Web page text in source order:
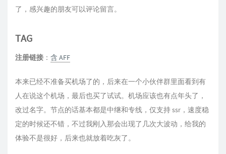
了，感兴趣的朋友可以评论留言。
TAG
注册链接 ： 含 AFF
本来已经不准备买机场了的，后来在一个小伙伴群里面看到有
人在说这个机场，最后也买了试试。机场应该也有点年头了，
改过名字。节点的话基本都是中继和专线，仅支持 ssr，速度稳
定的时候还不错，不过我刚入那会出现了几次大波动，给我的
体验不是很好，后来也就放着吃灰了。